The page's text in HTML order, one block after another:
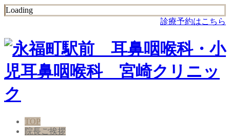
Loading
診療予約はこちら
TOP
院長ご挨拶